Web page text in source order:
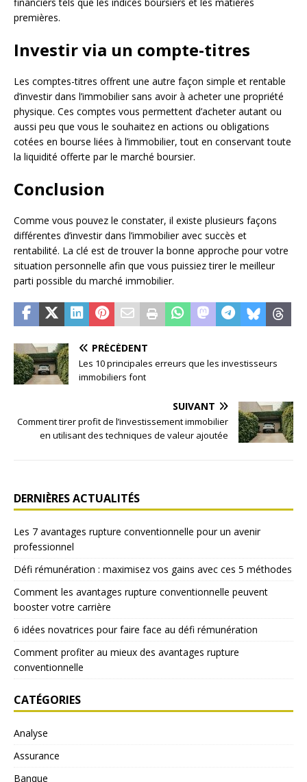
premières.
Investir via un compte-titres
Les comptes-titres offrent une autre façon simple et rentable
d’investir dans l’immobilier sans avoir à acheter une propriété
physique. Ces comptes vous permettent d’acheter autant ou
aussi peu que vous le souhaitez en actions ou obligations
cotées en bourse liées à l’immobilier, tout en conservant toute
la liquidité offerte par le marché boursier.
Conclusion
Comme vous pouvez le constater, il existe plusieurs façons
différentes d’investir dans l’immobilier avec succès et
rentabilité. La clé est de trouver la bonne approche pour votre
situation personnelle afin que vous puissiez tirer le meilleur
parti possible du marché immobilier.
PRÉCÉDENT
Les 10 principales erreurs que les investisseurs
immobiliers font
SUIVANT
Comment tirer profit de l’investissement immobilier
en utilisant des techniques de valeur ajoutée
DERNIÈRES ACTUALITÉS
Les 7 avantages rupture conventionnelle pour un avenir
professionnel
Défi rémunération : maximisez vos gains avec ces 5 méthodes
Comment les avantages rupture conventionnelle peuvent
booster votre carrière
6 idées novatrices pour faire face au défi rémunération
Comment profiter au mieux des avantages rupture
conventionnelle
CATÉGORIES
Analyse
Assurance
Banque